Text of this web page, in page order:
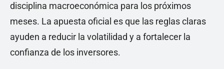
disciplina macroeconómica para los próximos
meses. La apuesta oficial es que las reglas claras
ayuden a reducir la volatilidad y a fortalecer la
confianza de los inversores.